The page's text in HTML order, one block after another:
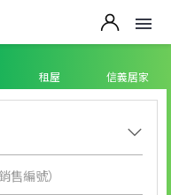
租屋 信義居家